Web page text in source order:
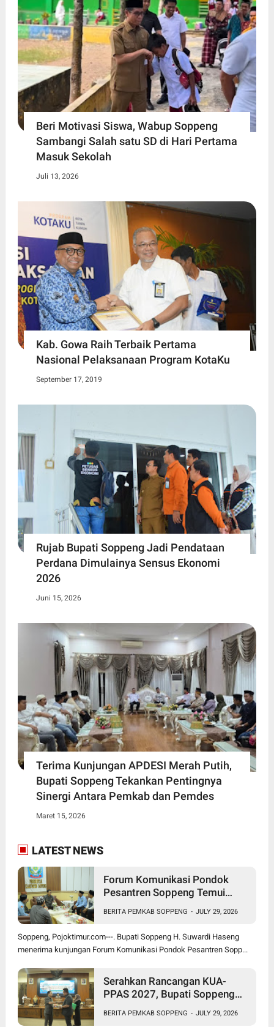
Beri Motivasi Siswa, Wabup Soppeng
Sambangi Salah satu SD di Hari Pertama
Masuk Sekolah
Juli 13, 2026
Kab. Gowa Raih Terbaik Pertama
Nasional Pelaksanaan Program KotaKu
September 17, 2019
Rujab Bupati Soppeng Jadi Pendataan
Perdana Dimulainya Sensus Ekonomi
2026
Juni 15, 2026
Terima Kunjungan APDESI Merah Putih,
Bupati Soppeng Tekankan Pentingnya
Sinergi Antara Pemkab dan Pemdes
Maret 15, 2026
LATEST NEWS
Forum Komunikasi Pondok
Pesantren Soppeng Temui
BERITA PEMKAB SOPPENG - JULY 29, 2026
Soppeng, Pojoktimur.com---. Bupati Soppeng H. Suwardi Haseng
menerima kunjungan Forum Komunikasi Pondok Pesantren Sopp...
Serahkan Rancangan KUA-
PPAS 2027, Bupati Soppeng
Tengah Tekanan Fiskal
BERITA PEMKAB SOPPENG - JULY 29, 2026